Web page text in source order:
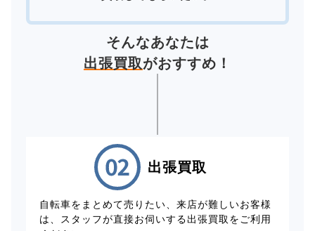
そんなあなたは
出張買取がおすすめ！
出張買取
自転車をまとめて売りたい、来店が難しいお客様
は、スタッフが直接お伺いする出張買取をご利用